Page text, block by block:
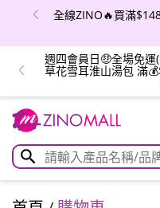
全線ZINO🔥買滿
週四會員日🤑全場免
草花雪耳淮山湯包 滿